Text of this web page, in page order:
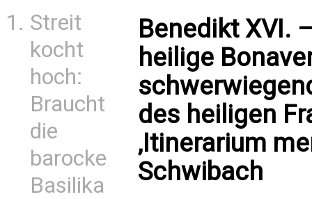
Streit
kocht
hoch:
Braucht
die
barocke
Basilika
Benedikt XVI.
heilige
des heiligen
‚Itinerarium
Schwibach